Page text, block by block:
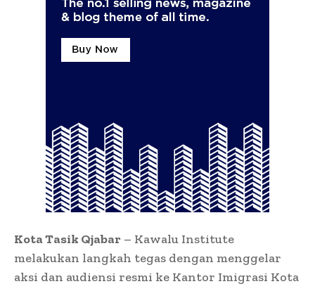
Kota Tasik Qjabar – Kawalu Institute
melakukan langkah tegas dengan menggelar
aksi dan audiensi resmi ke Kantor Imigrasi Kota